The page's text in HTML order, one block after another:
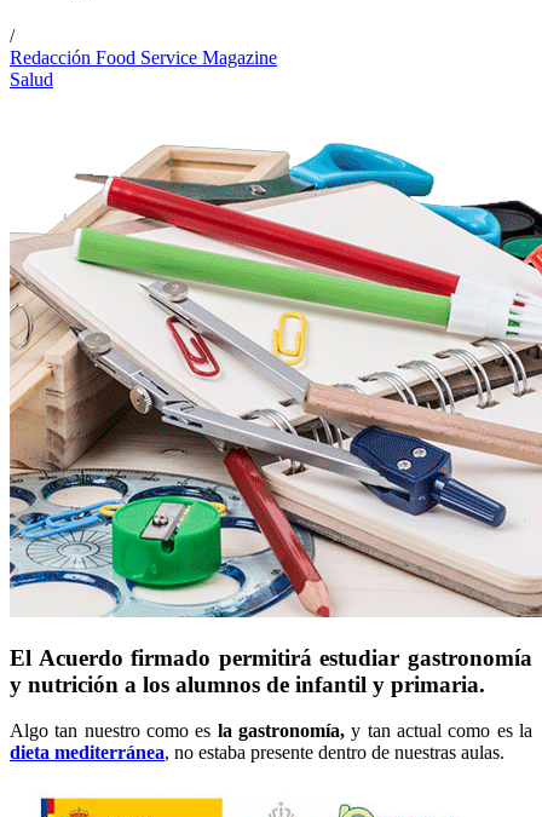
/
Redacción Food Service Magazine
Salud
El Acuerdo firmado permitirá estudiar gastronomía
y nutrición a los alumnos de infantil y primaria.
Algo tan nuestro como es la gastronomía, y tan actual como es la
dieta mediterránea, no estaba presente dentro de nuestras aulas.